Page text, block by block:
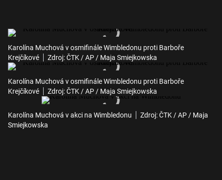
Karolína Muchová v osmifinále Wimbledonu proti Barboře
Krejčíkové
Zdroj: ČTK / AP / Maja Smiejkowska
Karolína Muchová v osmifinále Wimbledonu proti Barboře
Krejčíkové
Zdroj: ČTK / AP / Maja Smiejkowska
Karolína Muchová v akci na Wimbledonu
Zdroj: ČTK / AP / Maja
Smiejkowska